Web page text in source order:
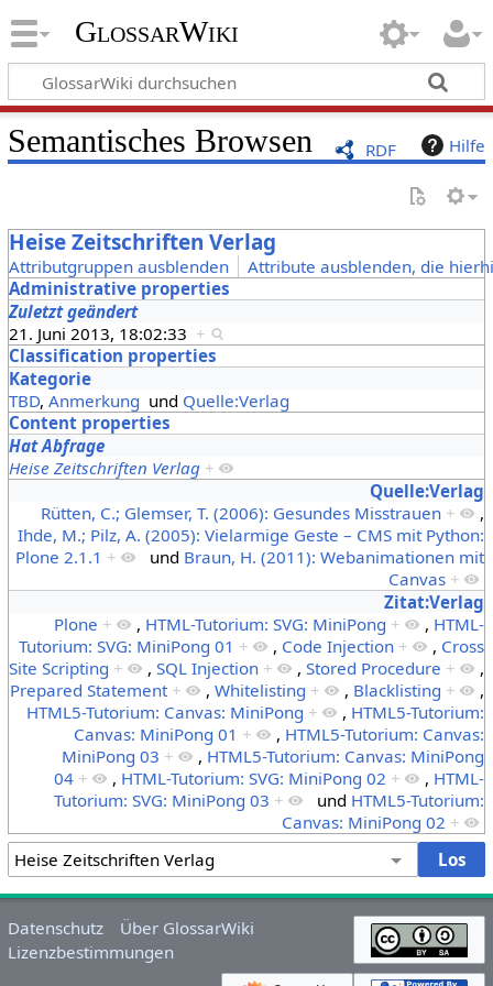
GlossarWiki
RDF Hilfe
Semantisches Browsen
Heise Zeitschriften Verlag
Attributgruppen ausblenden
Attribute ausblenden, die
Administrative properties
Zuletzt geändert
21. Juni 2013, 18:02:33 +
Classification properties
Kategorie
TBD, Anmerkung und Quelle:Verlag
Content properties
Hat Abfrage
Heise Zeitschriften Verlag +
Quelle:Verlag
Rütten, C.; Glemser, T. (2006): Gesundes Misstrauen +
,
Ihde, M.; Pilz, A. (2005): Vielarmige Geste – CMS mit Python:
Plone 2.1.1 + und Braun, H. (2011): Webanimationen mit
Canvas +
Zitat:Verlag
Plone + , HTML-Tutorium: SVG: MiniPong + , HTML-
Tutorium: SVG: MiniPong 01 + , Code Injection + , Cross
Site Scripting + ,SQL Injection + ,Stored Procedure +
,
Prepared Statement + ,Whitelisting + , Blacklisting +
,
HTML5-Tutorium: Canvas: MiniPong + , HTML5-Tutorium:
Canvas: MiniPong 01 + , HTML5-Tutorium: Canvas:
MiniPong 03 + , HTML5-Tutorium: Canvas: MiniPong
04 + , HTML-Tutorium: SVG: MiniPong 02 + , HTML-
Tutorium: SVG: MiniPong 03 + und HTML5-Tutorium:
Canvas: MiniPong 02 +
Datenschutz
Über GlossarWiki
Lizenzbestimmungen